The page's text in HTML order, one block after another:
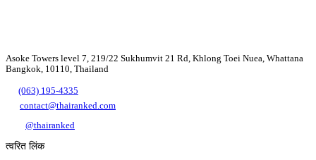
Asoke Towers level 7, 219/22 Sukhumvit 21 Rd, Khlong Toei Nuea, Whattana
Bangkok, 10110, Thailand
(063) 195-4335
contact@thairanked.com
@thairanked
त्वरित लिंक